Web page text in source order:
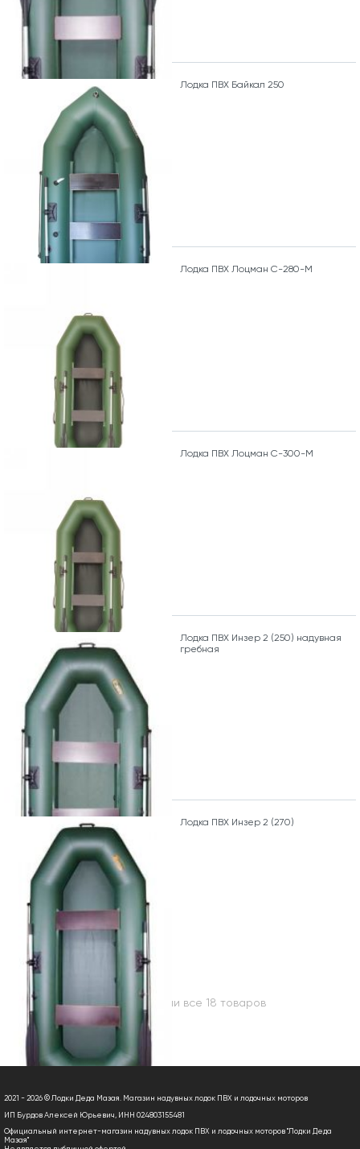
Лодка ПВХ Байкал 250
Лодка ПВХ Лоцман С-280-М
Лодка ПВХ Лоцман С-300-М
Лодка ПВХ Инзер 2 (250) надувная
гребная
Лодка ПВХ Инзер 2 (270)
Вы посмотрели все 18 товаров
2021 - 2026 © Лодки Деда Мазая. Магазин надувных лодок ПВХ и лодочных моторов
ИП Бурдов Алексей Юрьевич, ИНН 024803155481
Официальный интернет-магазин надувных лодок ПВХ и лодочных моторов "Лодки Деда
Мазая"